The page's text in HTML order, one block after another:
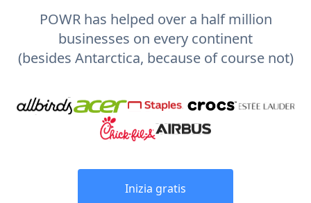
POWR has helped over a half million
businesses on every continent
(besides Antarctica, because of course not)
Inizia gratis